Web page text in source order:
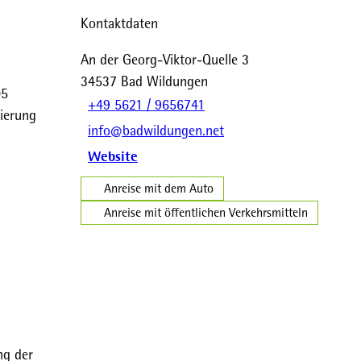
der
Kontaktdaten
An der Georg-Viktor-Quelle 3
34537 Bad Wildungen
+49 5621 / 9656741
info@badwildungen.net
Website
Anreise mit dem Auto
Anreise mit öffentlichen Verkehrsmitteln